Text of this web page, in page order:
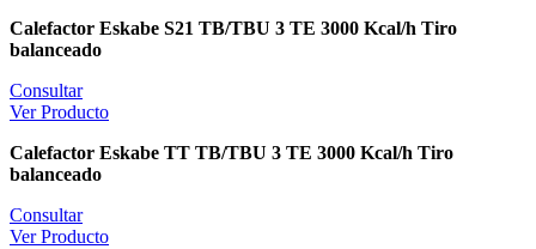
Calefactor Eskabe S21 TB/TBU 3 TE 3000 Kcal/h Tiro
balanceado
Consultar
Ver Producto
Calefactor Eskabe TT TB/TBU 3 TE 3000 Kcal/h Tiro
balanceado
Consultar
Ver Producto